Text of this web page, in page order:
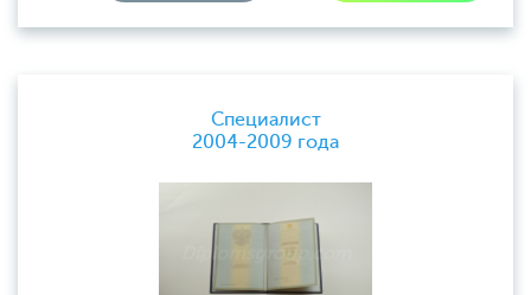
Специалист
2004-2009 года